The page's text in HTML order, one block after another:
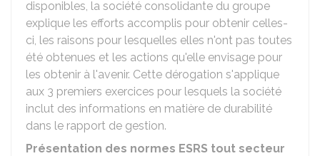
disponibles, la société consolidante du groupe
explique les efforts accomplis pour obtenir celles-
ci, les raisons pour lesquelles elles n'ont pas toutes
été obtenues et les actions qu'elle envisage pour
les obtenir à l'avenir. Cette dérogation s'applique
aux 3 premiers exercices pour lesquels la société
inclut des informations en matière de durabilité
dans le rapport de gestion.
Présentation des normes ESRS tout secteur